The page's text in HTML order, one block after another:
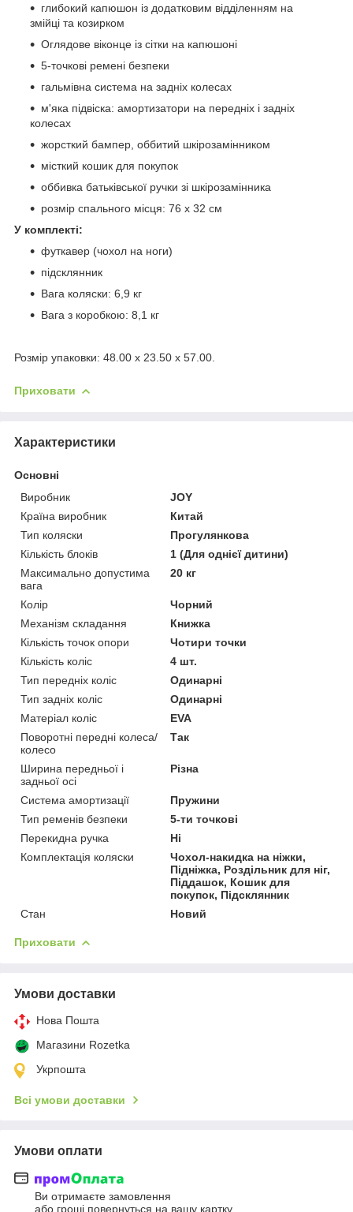
глибокий капюшон із додатковим відділенням на
змійці та козирком
Оглядове віконце із сітки на капюшоні
5-точкові ремені безпеки
гальмівна система на задніх колесах
м'яка підвіска: амортизатори на передніх і задніх
колесах
жорсткий бампер, оббитий шкірозамінником
місткий кошик для покупок
оббивка батьківської ручки зі шкірозамінника
розмір спального місця: 76 х 32 см
У комплекті:
футкавер (чохол на ноги)
підсклянник
Вага коляски: 6,9 кг
Вага з коробкою: 8,1 кг
Розмір упаковки: 48.00 x 23.50 x 57.00.
Приховати
Характеристики
Основні
Виробник
JOY
Країна виробник
Китай
Тип коляски
Прогулянкова
Кількість блоків
1 (Для однієї дитини)
Максимально допустима
вага
20 кг
Колір
Чорний
Механізм складання
Книжка
Кількість точок опори
Чотири точки
Кількість коліс
4 шт.
Тип передніх коліс
Одинарні
Тип задніх коліс
Одинарні
Матеріал коліс
EVA
Поворотні передні колеса/
колесо
Так
Ширина передньої і
задньої осі
Різна
Система амортизації
Пружини
Тип ременів безпеки
5-ти точкові
Перекидна ручка
Ні
Комплектація коляски
Чохол-накидка на ніжки,
Підніжка, Роздільник для ніг,
Піддашок, Кошик для
покупок, Підсклянник
Стан
Новий
Приховати
Умови доставки
Нова Пошта
Магазини Rozetka
Укрпошта
Всі умови доставки
Умови оплати
Ви отримаєте замовлення
або гроші повернуться на вашу картку